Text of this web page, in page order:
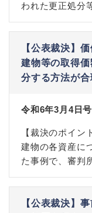
われた更正処分
【公表裁決】
建物等の取得
分する方法が
令和6年3月4日号
【裁決のポイ
建物の各資産に
た事例で、審判
【公表裁決】